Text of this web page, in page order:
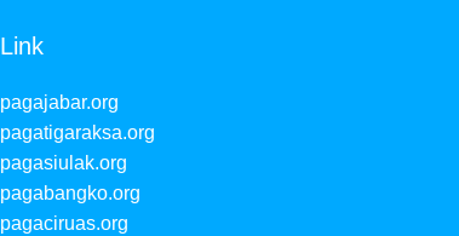
Link
pagajabar.org
pagatigaraksa.org
pagasiulak.org
pagabangko.org
pagaciruas.org